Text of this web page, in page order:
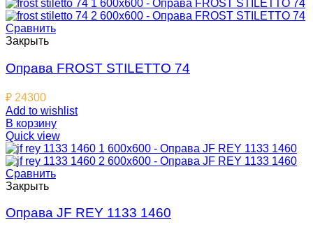
Сравнить
Закрыть
Оправа FROST STILETTO 74
₽ 24300
Add to wishlist
В корзину
Quick view
Сравнить
Закрыть
Оправа JF REY 1133 1460